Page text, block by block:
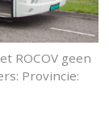
ROCOV geen
Provincie: